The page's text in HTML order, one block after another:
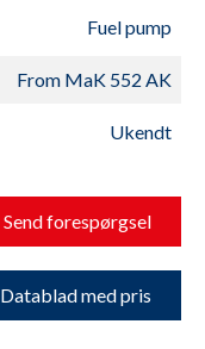
Fuel pump
From MaK 552 AK
Ukendt
Send forespørgsel
Datablad med pris